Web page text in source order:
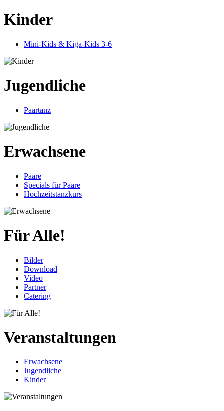
Kinder
Mini-Kids & Kiga-Kids 3-6
Jugendliche
Paartanz
Erwachsene
Paare
Specials für Paare
Hochzeitstanzkurs
Für Alle!
Bilder
Download
Video
Partner
Catering
Veranstaltungen
Erwachsene
Jugendliche
Kinder